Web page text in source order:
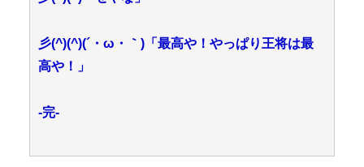
彡(^)(^)(´・ω・｀)「最高や！やっぱり王将は最
高や！」
-完-